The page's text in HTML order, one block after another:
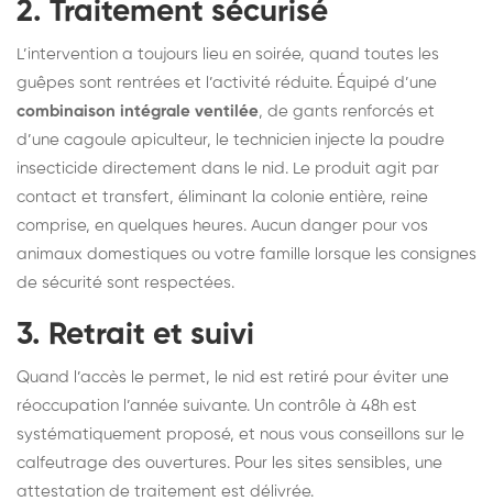
2. Traitement sécurisé
L’intervention a toujours lieu en soirée, quand toutes les
guêpes sont rentrées et l’activité réduite. Équipé d’une
combinaison intégrale ventilée, de gants renforcés et
d’une cagoule apiculteur, le technicien injecte la poudre
insecticide directement dans le nid. Le produit agit par
contact et transfert, éliminant la colonie entière, reine
comprise, en quelques heures. Aucun danger pour vos
animaux domestiques ou votre famille lorsque les consignes
de sécurité sont respectées.
3. Retrait et suivi
Quand l’accès le permet, le nid est retiré pour éviter une
réoccupation l’année suivante. Un contrôle à 48h est
systématiquement proposé, et nous vous conseillons sur le
calfeutrage des ouvertures. Pour les sites sensibles, une
attestation de traitement est délivrée.